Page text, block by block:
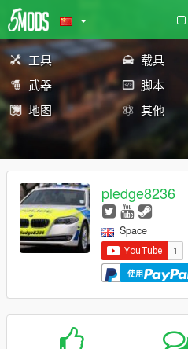
工具 载具
武器
脚本
地图
其他
pledge8236
Space
使用